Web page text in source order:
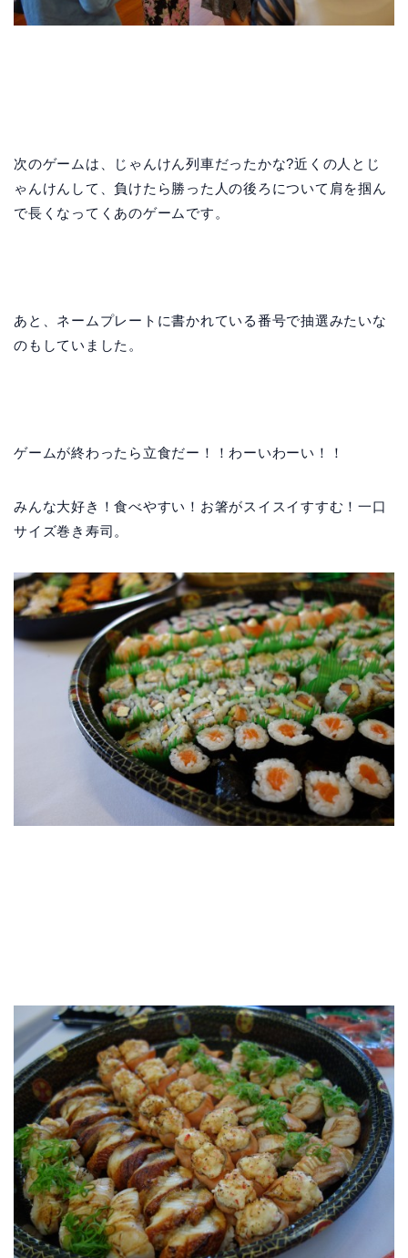
次のゲームは、じゃんけん列車だったかな?近くの人とじ
ゃんけんして、負けたら勝った人の後ろについて肩を掴ん
で長くなってくあのゲームです。
あと、ネームプレートに書かれている番号で抽選みたいな
のもしていました。
ゲームが終わったら立食だー！！わーいわーい！！
みんな大好き！食べやすい！お箸がスイスイすすむ！一口
サイズ巻き寿司。